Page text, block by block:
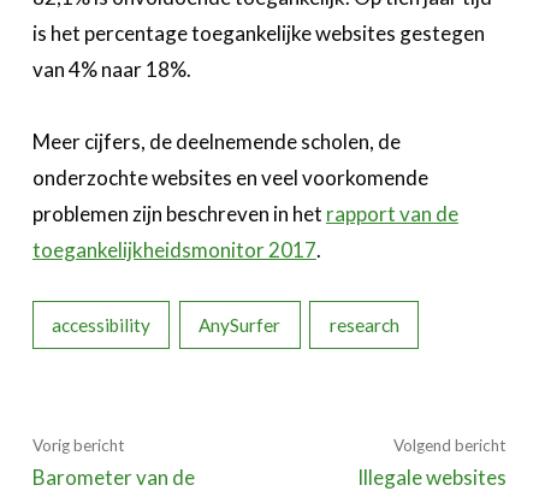
is het percentage toegankelijke websites gestegen
van 4% naar 18%.
Meer cijfers, de deelnemende scholen, de
onderzochte websites en veel voorkomende
problemen zijn beschreven in het rapport van de
toegankelijkheidsmonitor 2017.
accessibility AnySurfer research
Vorig bericht
Barometer van de
Volgend bericht
Illegale websites